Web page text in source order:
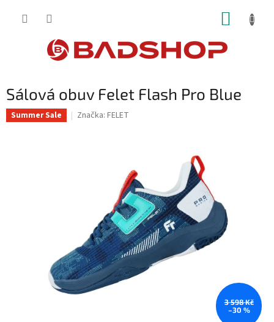
Sálová obuv Felet Flash Pro Blue
Summer Sale Značka: FELET
3 598 Kč
–30 %